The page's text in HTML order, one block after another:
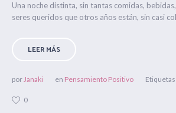
Una noche distinta, sin tantas comidas,
seres queridos que otros años están, sin casi
LEER MÁS
porJanaki en Pensamiento Positivo Etiquetas
0